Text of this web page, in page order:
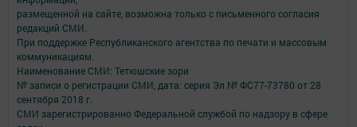
размещенной на сайте, возможна только с письменного согласия
редакций СМИ.
При поддержке Республиканского агентства по печати и массовым
коммуникациям.
Наименование СМИ: Тетюшские зори
№ записи о регистрации СМИ, дата: серия Эл № ФС77-73780 от 28
сентября 2018 г.
СМИ зарегистрированно Федеральной службой по надзору в сфере